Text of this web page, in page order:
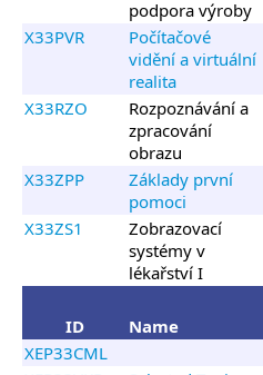
podpora výroby
X33PVR
Počítačové
vidění a virtuální
realita
X33RZO
Rozpoznávání a
zpracování
obrazu
X33ZPP
Základy první
pomoci
X33ZS1
Zobrazovací
systémy v
lékařství I
ID
Name
XEP33CML